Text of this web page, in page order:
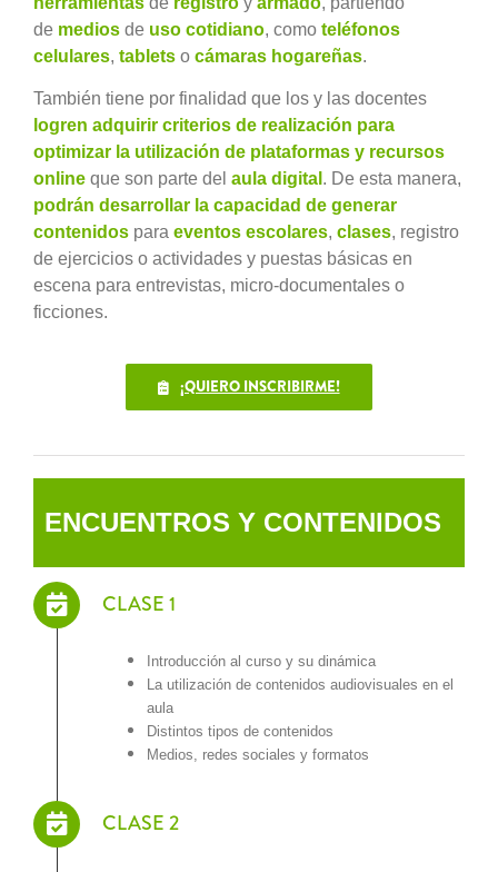
de mediosde uso cotidiano, comoteléfonos
celulares, tabletso cámaras hogareñas.
También tiene por finalidad que los y las docentes
logren adquirir criterios de realización para
optimizar la utilización de plataformas y recursos
onlineque son parte del aula digital . De esta manera,
podrán desarrollar la capacidad de generar
contenidospara eventos escolares, clases, registro
de ejercicios o actividades y puestas básicas en
escena para entrevistas, micro-documentales o
ficciones.
¡QUIERO INSCRIBIRME!
ENCUENTROS Y CONTENIDOS
CLASE 1
Introducción al curso y su dinámica
La utilización de contenidos audiovisuales en el
aula
Distintos tipos de contenidos
Medios, redes sociales y formatos
CLASE 2